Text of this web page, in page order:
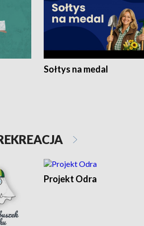
Sołtys na medal
Projekt Odra